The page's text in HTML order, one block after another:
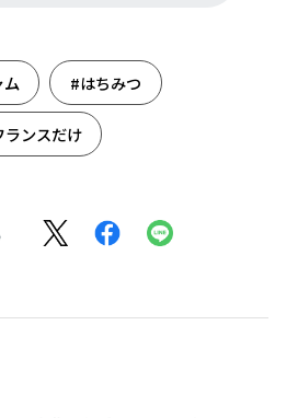
#はちみつ
ランスだけ